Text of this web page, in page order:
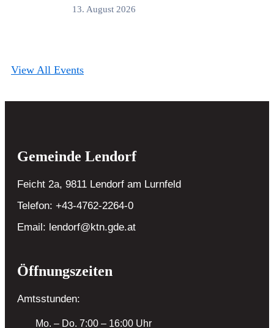
13. August 2026
View All Events
Gemeinde Lendorf
Feicht 2a, 9811 Lendorf am Lurnfeld
Telefon: +43-4762-2264-0
Email: lendorf@ktn.gde.at
Öffnungszeiten
Amtsstunden:
Mo. – Do. 7:00 – 16:00 Uhr